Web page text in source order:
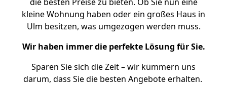
kleine Wohnung haben oder ein großes Haus in
Ulm besitzen, was umgezogen werden muss.
Wir haben immer die perfekte Lösung für Sie.
Sparen Sie sich die Zeit – wir kümmern uns
darum, dass Sie die besten Angebote erhalten.